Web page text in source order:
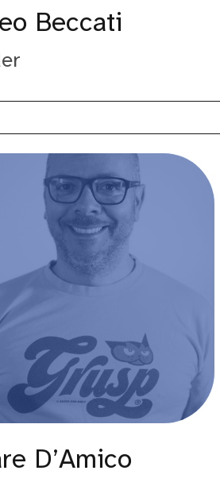
Beccati
D’Amico